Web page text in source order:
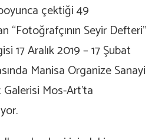
çektiği 49
“Fotoğrafçının Seyir Defteri”
17 Aralık 2019 – 17 Şubat
Manisa Organize Sanayi
Mos-Art’ta